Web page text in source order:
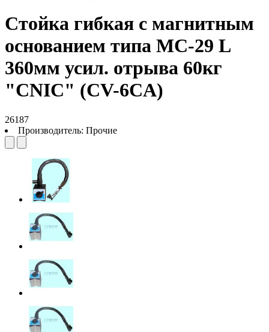
Стойка гибкая с магнитным
основанием типа МС-29 L
360мм усил. отрыва 60кг
"CNIC" (CV-6CA)
26187
Производитель: Прочие